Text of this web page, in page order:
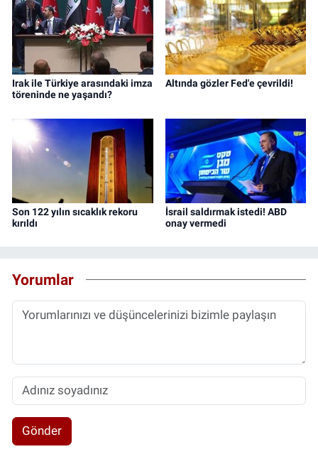
Irak ile Türkiye arasındaki imza
töreninde ne yaşandı?
Altında gözler Fed'e çevrildi!
Son 122 yılın sıcaklık rekoru
kırıldı
İsrail saldırmak istedi! ABD
onay vermedi
Yorumlar
Gönder